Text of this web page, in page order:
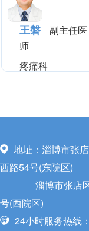
王磐
副主任医
师
疼痛科
疱疹神经痛、...
地址：淄博市张
西路54号(东院区)
淄博市张店区
号(西院区)
24小时服务热线